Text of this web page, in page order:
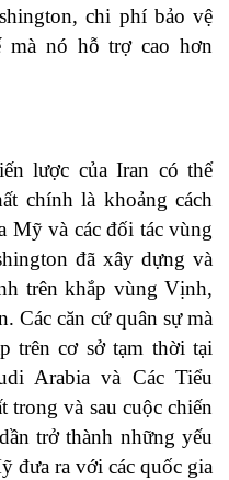
chi phí bảo vệ
mà nó hỗ trợ cao hơn
lược của Iran có thể
chính là khoảng cách
Mỹ và các đối tác vùng
đã xây dựng và
trên khắp vùng Vịnh,
Các căn cứ quân sự mà
trên cơ sở tạm thời tại
Arabia và Các Tiểu
trong và sau cuộc chiến
trở thành những yếu
đưa ra với các quốc gia